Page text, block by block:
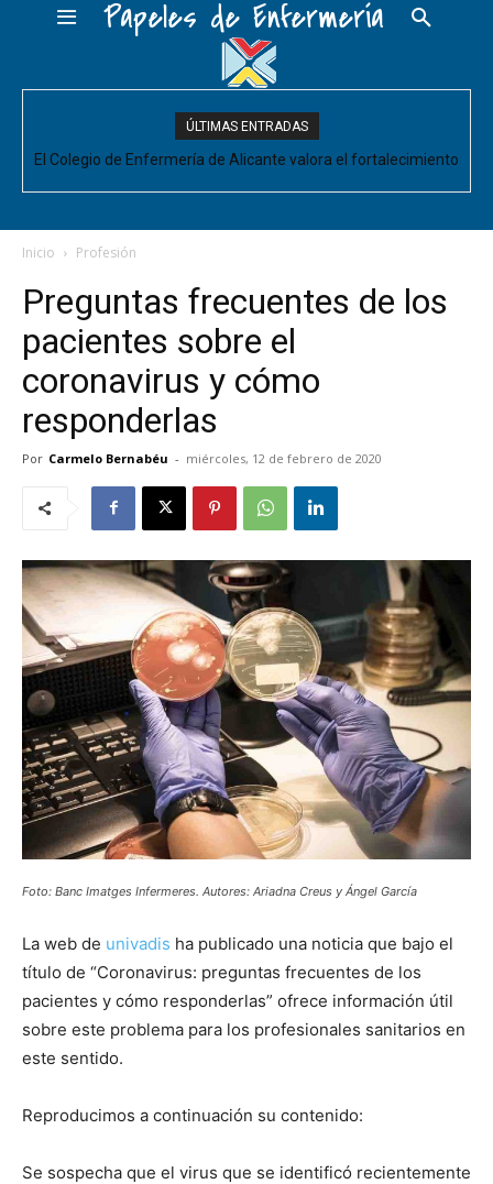
Papeles de Enfermería
ÚLTIMAS ENTRADAS
El Colegio de Enfermería de Alicante valora el fortalecimiento
acompañe de decisiones estructurales para...
El Colegio de Enfermería de Alicante pide negociar para
y CESM-CV
Inicio Profesión
Preguntas frecuentes de los
pacientes sobre el
coronavirus y cómo
responderlas
Por Carmelo Bernabéu - miércoles, 12 de febrero de 2020
Foto: Banc Imatges Infermeres. Autores: Ariadna Creus y Ángel García
La web de univadis ha publicado una noticia que bajo el
título de “Coronavirus: preguntas frecuentes de los
pacientes y cómo responderlas” ofrece información útil
sobre este problema para los profesionales sanitarios en
este sentido.
Reproducimos a continuación su contenido:
Se sospecha que el virus que se identificó recientemente